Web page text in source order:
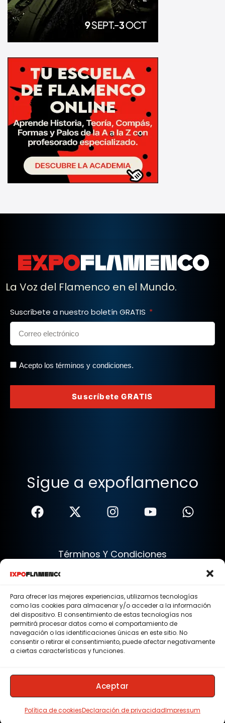
Para ofrecer las mejores experiencias, utilizamos tecnologías
como las cookies para almacenar y/o acceder a la información
del dispositivo. El consentimiento de estas tecnologías nos
permitirá procesar datos como el comportamiento de
navegación o las identificaciones únicas en este sitio. No
consentir o retirar el consentimiento, puede afectar negativamente
a ciertas características y funciones.
Aceptar
Política de cookiesDeclaración de privacidadImpressum
La Voz del Flamenco en el Mundo.
Suscríbete a nuestro boletín GRATIS
Acepto los términos y condiciones.
Suscríbete GRATIS
Sigue a expoflamenco
Términos Y Condiciones
Aviso Legal
© 2015 - 2026 . Todos los derechos reservados.
Nosotros
Membresias